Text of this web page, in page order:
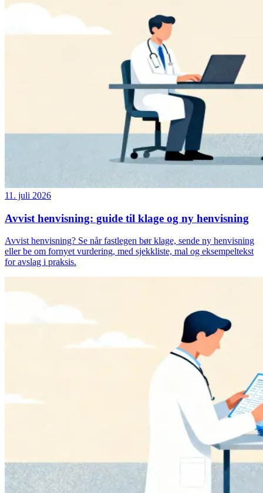
11. juli 2026
Avvist henvisning: guide til klage og ny henvisning
Avvist henvisning? Se når fastlegen bør klage, sende ny henvisning
eller be om fornyet vurdering, med sjekkliste, mal og eksempeltekst
for avslag i praksis.